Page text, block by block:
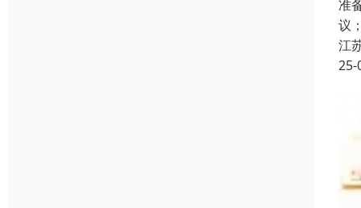
准
议
江
25-